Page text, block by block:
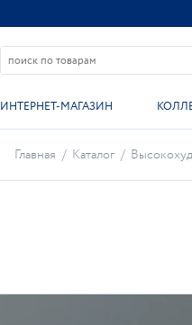
ИНТЕРНЕТ-МАГАЗИН
Главная / Каталог /